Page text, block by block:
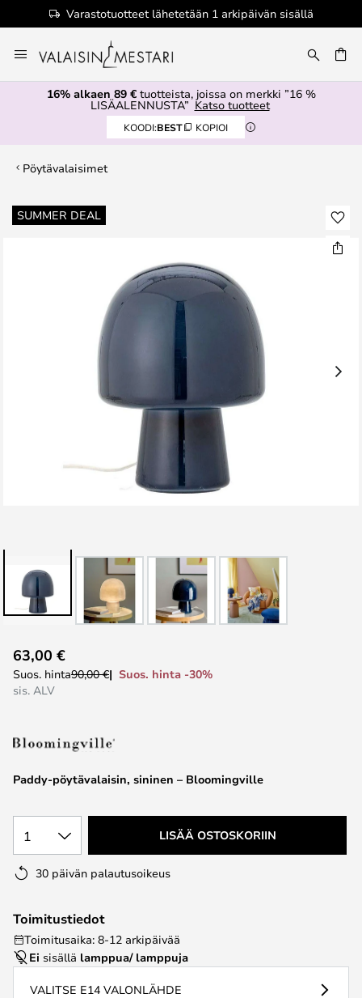
Varastotuotteet lähetetään 1 arkipäivän sisällä
to
Content
16% alkaen 89 €tuotteista, joissa on merkki ”16 %
LISÄALENNUSTA” Katso tuotteet
KOODI:BEST KOPIOI
Pöytävalaisimet
SUMMER DEAL
Skip
to
to
the
the
gallery
Paddy-pöytävalaisin, sininen – Bloomingville
63,00 €
Suos. hinta90,00 €
Suos. hinta -30%
sis. ALV
1 LISÄÄ OSTOSKORIIN
30 päivän palautusoikeus
Toimitustiedot
Toimitusaika: 8-12 arkipäivää
Ei sisällä lamppua/ lamppuja
VALITSE E14 VALONLÄHDE